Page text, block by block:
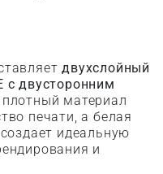
двухслойный
с двусторонним
материал
печати, а белая
идеальную
и